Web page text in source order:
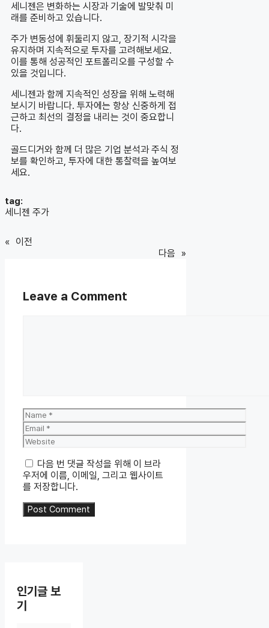
세니젠은 변화하는 시장과 기술에 발맞춰 미
래를 준비하고 있습니다.
주가 변동성에 휘둘리지 않고, 장기적 시각을
유지하며 지속적으로 투자를 고려해보세요.
이를 통해 성공적인 포트폴리오를 구성할 수
있을 것입니다.
세니젠과 함께 지속적인 성장을 위해 노력해
보시기 바랍니다. 투자에는 항상 신중하게 접
근하고 최선의 결정을 내리는 것이 중요합니
다.
골드디거와 함께 더 많은 기업 분석과 주식 정
보를 확인하고, 투자에 대한 통찰력을 높여보
세요.
tag:
세니젠 주가
« 이전
다음 »
Leave a Comment
Name
Email
Website
다음 번 댓글 작성을 위해 이 브라
우저에 이름, 이메일, 그리고 웹사이트
를 저장합니다.
인기글 보
기